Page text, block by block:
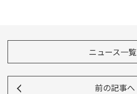
ニュース一覧
前の記事へ